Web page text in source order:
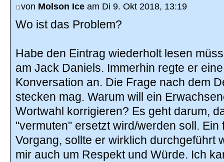
von Molson Ice am Di 9. Okt 2018, 13:19
Wo ist das Problem?
Habe den Eintrag wiederholt lesen
am Jack Daniels. Immerhin regte er
Konversation an. Die Frage nach dem
stecken mag. Warum will ein
Wortwahl korrigieren? Es geht darum,
"vermuten" ersetzt wird/werden soll.
Vorgang, sollte er wirklich durchgeführt
mir auch um Respekt und Würde. Ich